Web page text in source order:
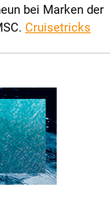
bei Marken der
Cruisetricks